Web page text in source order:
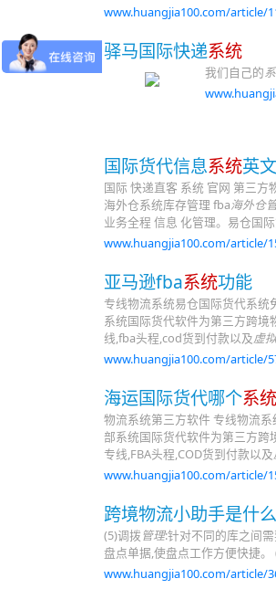
www.huangjia100.com/article/
驿马国际快递系统
我们自己的
国际货代信息系统英
国际 快递直客 系统 官网 第三
海外仓系统库存管理 fba海外仓
业务全程 信息 化管理。易仓国
www.huangjia100.com/article/
亚马逊fba系统功能
专线物流系统易仓国际货代系统
系统国际货代软件为第三方跨
线,fba头程,cod货到付款以及虚
www.huangjia100.com/article/
海运国际货代哪个系统
物流系统第三方软件 专线物流
部系统国际货代软件为第三方跨
专线,FBA头程,COD货到付款以及
www.huangjia100.com/article/
跨境物流小助手是什
(5)调拨管理:针对不同的库之间
盘点单据,使盘点工作方便快捷
www.huangjia100.com/article/